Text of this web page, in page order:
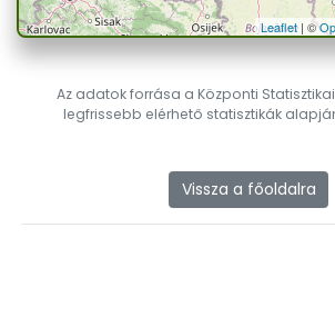
Leaflet| ©
Az adatok forrása a Központi Statisztikai
legfrissebb elérhető statisztikák
Vissza a főoldalra